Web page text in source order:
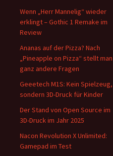
Wenn „Herr Mannelig“ wieder
erklingt – Gothic 1 Remake im
Review
Ananas auf der Pizza? Nach
„Pineapple on Pizza“ stellt man
ganz andere Fragen
Geeetech M1S: Kein Spielzeug,
sondern 3D-Druck für Kinder
Der Stand von Open Source im
3D-Druck im Jahr 2025
Nacon Revolution X Unlimited:
Gamepad im Test